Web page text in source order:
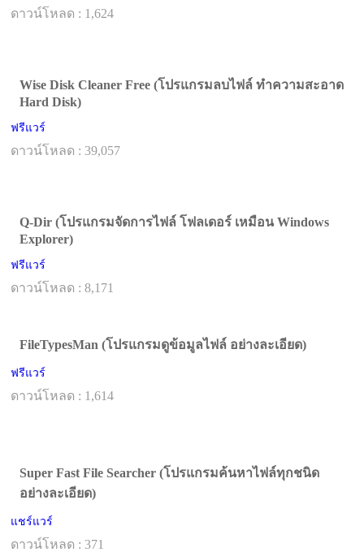
ดาวน์โหลด : 1,624
Wise Disk Cleaner Free (โปรแกรมลบไฟล์ ทำความสะอาด
Hard Disk)
ฟรีแวร์
ดาวน์โหลด : 39,057
Q-Dir (โปรแกรมจัดการไฟล์ โฟลเดอร์ เหมือน Windows
Explorer)
ฟรีแวร์
ดาวน์โหลด : 8,171
FileTypesMan (โปรแกรมดูข้อมูลไฟล์ อย่างละเอียด)
ฟรีแวร์
ดาวน์โหลด : 1,614
Super Fast File Searcher (โปรแกรมค้นหาไฟล์ทุกชนิด
อย่างละเอียด)
แชร์แวร์
ดาวน์โหลด : 371